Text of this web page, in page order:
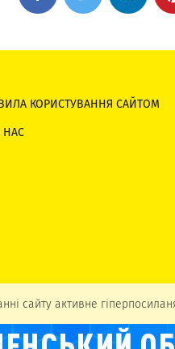
КОРИСТУВАННЯ САЙТОМ
НАС
сайту активне